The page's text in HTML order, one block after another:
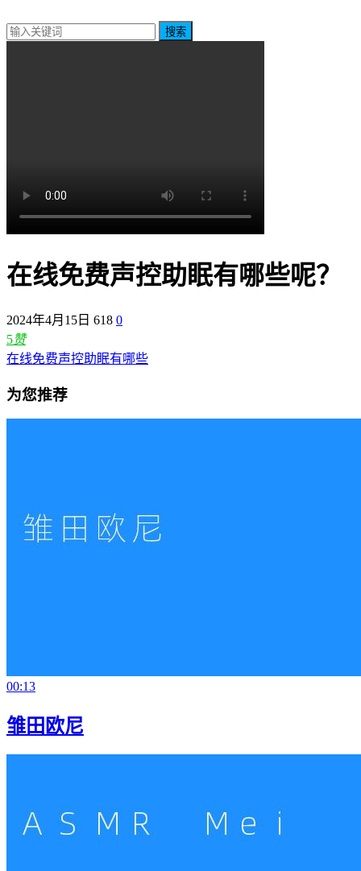
搜索
在线免费声控助眠有哪些呢？
2024年4月15日 618 0
5赞
在线免费声控助眠有哪些
为您推荐
00:13
雏田欧尼